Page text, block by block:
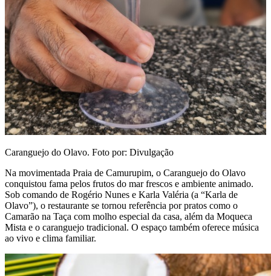
Caranguejo do Olavo. Foto por: Divulgação
Na movimentada Praia de Camurupim, o Caranguejo do Olavo
conquistou fama pelos frutos do mar frescos e ambiente animado.
Sob comando de Rogério Nunes e Karla Valéria (a “Karla de
Olavo”), o restaurante se tornou referência por pratos como o
Camarão na Taça com molho especial da casa, além da Moqueca
Mista e o caranguejo tradicional. O espaço também oferece música
ao vivo e clima familiar.